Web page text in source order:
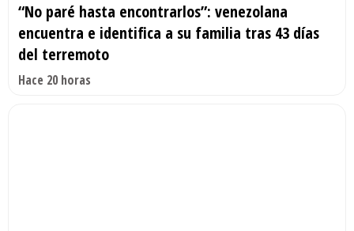
“No paré hasta encontrarlos”: venezolana
encuentra e identifica a su familia tras 43 días
del terremoto
Hace 20 horas